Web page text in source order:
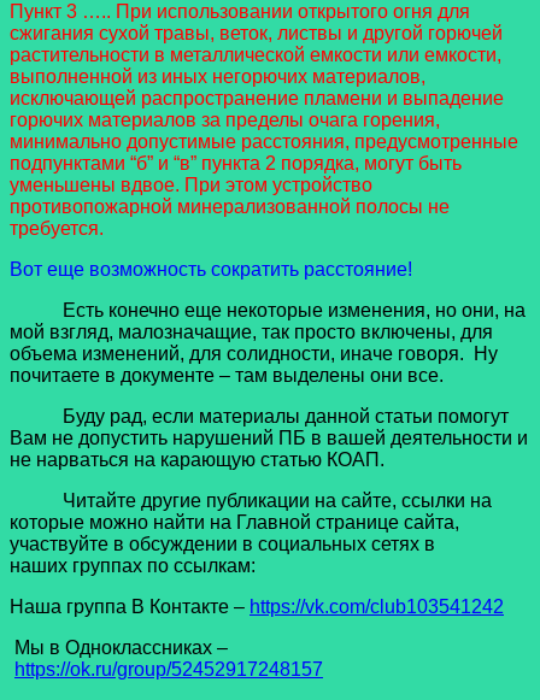
Пункт 3 ….. При использовании открытого огня для
сжигания сухой травы, веток, листвы и другой горючей
растительности в металлической емкости или емкости,
выполненной из иных негорючих материалов,
исключающей распространение пламени и выпадение
горючих материалов за пределы очага горения,
минимально допустимые расстояния, предусмотренные
подпунктами “б” и “в” пункта 2 порядка, могут быть
уменьшены вдвое. При этом устройство
противопожарной минерализованной полосы не
требуется.
Вот еще возможность сократить расстояние!
Есть конечно еще некоторые изменения, но они, на
мой взгляд, малозначащие, так просто включены, для
объема изменений, для солидности, иначе говоря. Ну
почитаете в документе – там выделены они все.
Буду рад, если материалы данной статьи помогут
Вам не допустить нарушений ПБ в вашей деятельности и
не нарваться на карающую статью КОАП.
Читайте другие публикации на сайте, ссылки на
которые можно найти на Главной странице сайта,
участвуйте в обсуждении в социальных сетях в
наших группах по ссылкам:
Наша группа В Контакте – https://vk.com/club103541242
Мы в Одноклассниках –
https://ok.ru/group/52452917248157